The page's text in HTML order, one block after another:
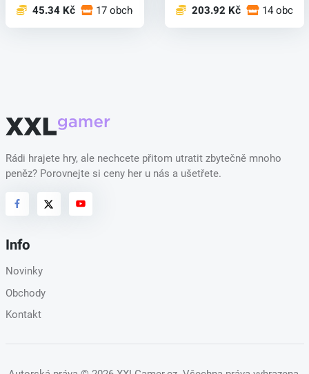
konfli...
45.34 Kč 17 obchodech 203.92 Kč 14
Rádi hrajete hry, ale nechcete přitom utratit zbytečně mnoho
peněz? Porovnejte si ceny her u nás a ušetřete.
Info
Novinky
Obchody
Kontakt